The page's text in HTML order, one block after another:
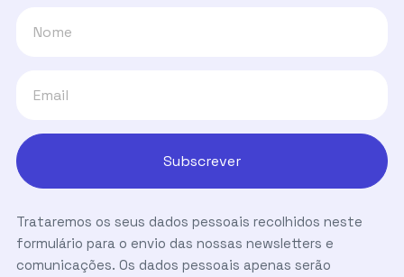
Trataremos os seus dados pessoais recolhidos neste
formulário para o envio das nossas newsletters e
comunicações. Os dados pessoais apenas serão